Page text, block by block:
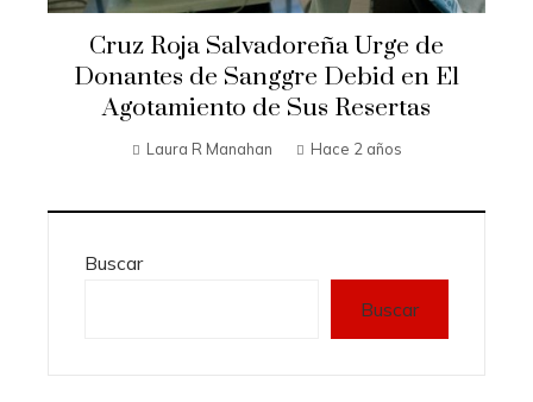
Cruz Roja Salvadoreña Urge de
Donantes de Sanggre Debid en El
Agotamiento de Sus Resertas
Laura R Manahan Hace 2 años
Buscar
Buscar